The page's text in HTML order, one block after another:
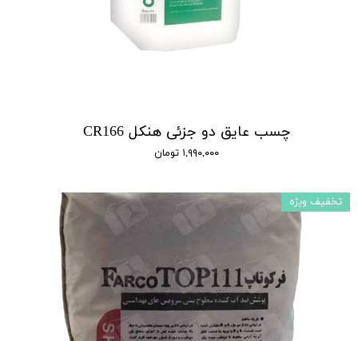
چسب عایق دو جزئی هنکل CR166
۱,۹۹۰,۰۰۰ تومان
تخفیف ویژه